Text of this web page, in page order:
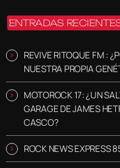
ENTRADAS
REVIVE RITOQUE FM :
NUESTRA PROPIA
MOTOROCK 17: ¿UN
GARAGE DE JAMES
CASCO?
ROCK NEWS EXPRESS